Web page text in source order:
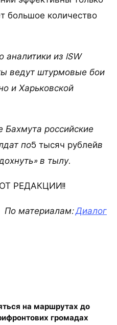
большое количество
из ISW
ведут штурмовые бои
и Харьковской
российские
по5 тысяч рублейв
в тылу.
РЕДАКЦИИ!!
По материалам:Диалог
на маршрутах до
громадах